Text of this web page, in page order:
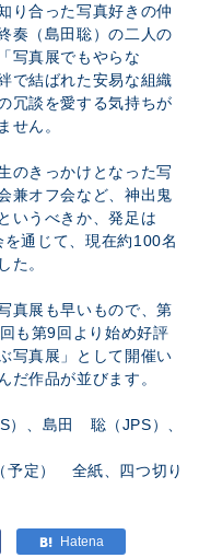
り合った写真好きの仲
奏（島田聡）の二人の
写真展でもやらな
で結ばれた安易な組織
冗談を愛する気持ちが
せん。
のきっかけとなった写
兼オフ会など、神出鬼
いうべきか、発足は
通じて、現在約100名
た。
真展も早いもので、第
も第9回より始め好評
写真展」として開催い
だ作品が並びます。
）、島田 聡（JPS）、
定） 全紙、四つ切り